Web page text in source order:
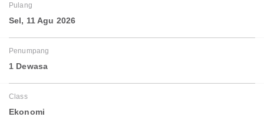
Pulang
Sel, 11 Agu 2026
Penumpang
1 Dewasa
Class
Ekonomi